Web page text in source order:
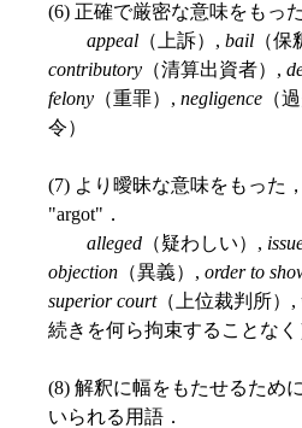
(6) 正確で厳密な意味をもっ
appeal （上訴）, bail （
contributory （清算出資者）,
felony （重罪）, negligence （
令）
(7) より曖昧な意味をもった
"argot"．
alleged （疑わしい）,
objection （異義）, order to
superior court（上位裁判所）,
続きを何ら拘束することなく
(8) 解釈に幅をもたせるため
いられる用語．